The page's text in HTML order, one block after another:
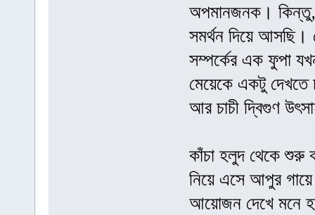
অপমানজনক। কিন্তু,
সমর্থন দিয়ে
সম্পর্কের এক ফুপা
মেয়েকে একটু
আর চাচী দ্বিগুণ
কাঁচা হলুদ থেকে শুরু
নিয়ে এসে আপুর
আয়োজন দেখে মনে